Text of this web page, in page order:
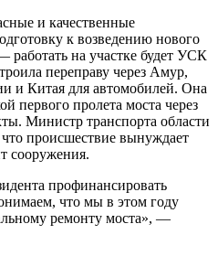
и качественные
к возведению нового
на участке будет УСК
переправу через Амур,
и Китая для автомобилей. Она
первого пролета моста через
Министр транспорта области
происшествие вынуждает
сооружения.
профинансировать
что мы в этом году
ремонту моста», —